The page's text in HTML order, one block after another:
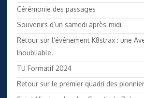
Cérémonie des passages
Souvenirs d’un samedi après-midi
Retour sur l’événement K8strax : une
Inoubliable.
TU Formatif 2024
Retour sur le premier quadri des